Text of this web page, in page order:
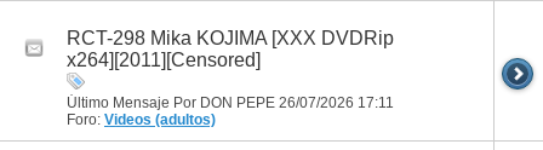
RCT-298 Mika KOJIMA [XXX DVDRip
x264][2011][Censored]
Último Mensaje Por DON PEPE 26/07/2026 17:11
Foro: Videos (adultos)